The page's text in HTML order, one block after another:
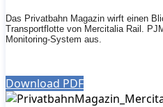
Das Privatbahn Magazin wirft einen
Transportflotte von Mercitalia Rail.
Monitoring-System aus.
Download PDF